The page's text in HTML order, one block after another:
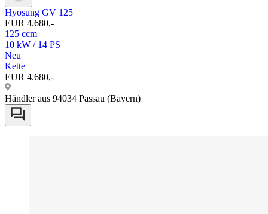
Hyosung GV 125
EUR 4.680,-
125 ccm
10 kW / 14 PS
Neu
Kette
EUR 4.680,-
Händler aus 94034 Passau (Bayern)